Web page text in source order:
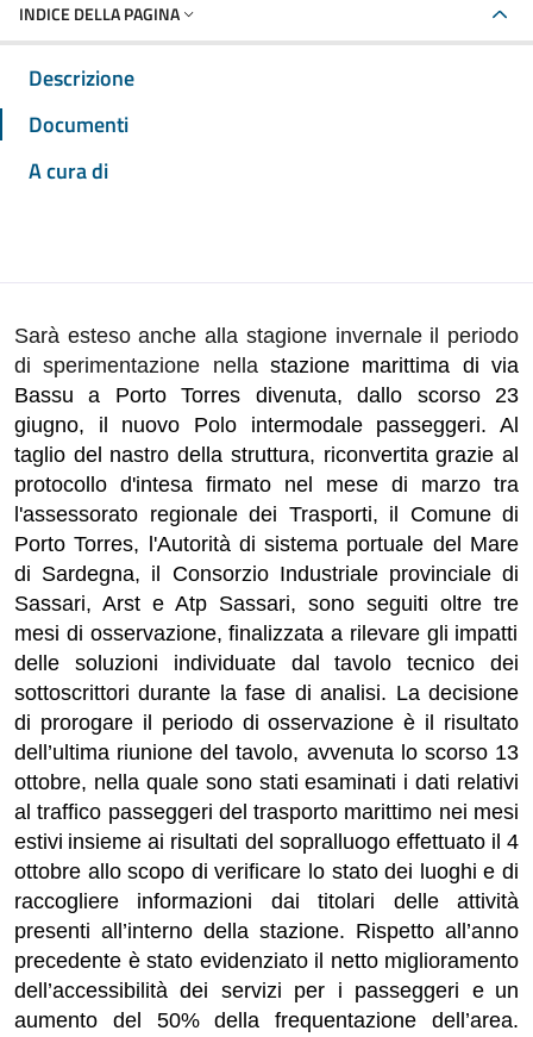
INDICE DELLA PAGINA
Descrizione
Documenti
A cura di
Sarà esteso anchea lla stagioneinvernale il periodo
di sperimentazione nella stazione marittima di via
Bassu a Porto Torres divenuta, dallo scorso 23
giugno, il nuovo Polo intermodale passeggeri. Al
taglio del nastro della struttura, riconvertita grazie al
protocollo d'intesa firmato nel mese di marzo tra
l'assessorato regionale dei Trasporti, il Comune di
Porto Torres, l'Autorità di sistema portuale del Mare
di Sardegna, il Consorzio Industriale provinciale di
Sassari, Arst e Atp Sassari, sono seguiti oltre tre
mesi di osservazione,finalizzata a rilevare gli impatti
delle soluzioni individuate dal tavolo tecnico dei
sottoscrittoridurante la fase di analisi. La decisione
di prorogare il periodo di osservazioneè il risultato
dell ’ultima riunione del tavolo, avvenuta lo scorso13
ottobre, nella quale sono stati esaminati i dati relativi
al traffico passeggeri del trasporto marittimo nei mesi
estivi insieme ai risultati del sopralluogo effettuato il 4
ottobre allo scopo di verificare lo stato dei luoghi e di
raccogliere informazioni dai titolari delle attività
presenti all’interno della stazione. Rispetto all’anno
precedente è stato evidenziato il netto miglioramento
dell’accessibilità dei servizi per i passeggeri e un
aumento del 50% della frequentazione dell’area.